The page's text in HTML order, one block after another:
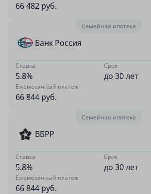
66 482 руб.
Семейная ипотека
Банк Россия
Ставка
5.8%
Срок
до 30 лет
Ежемесячный платеж
66 844 руб.
Семейная ипотека
ВБРР
Ставка
5.8%
Срок
до 30 лет
Ежемесячный платеж
66 844 руб.